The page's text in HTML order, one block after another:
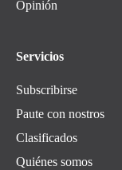
Opinión
Servicios
Subscribirse
Paute con nostros
Clasificados
Quiénes somos